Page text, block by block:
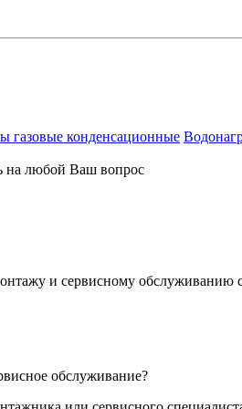
газовые конденсационные
на любой Ваш вопрос
и сервисному обслуживанию
обслуживание?